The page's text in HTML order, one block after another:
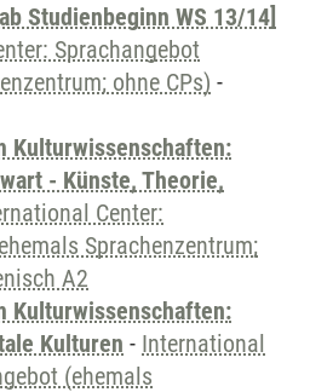
Studienbeginn WS 13/14]
Sprachangebot
ohne CPs) -
Kulturwissenschaften:
- Künste, Theorie,
Center:
Sprachenzentrum;
A2
Kulturwissenschaften:
Kulturen - International
(ehemals